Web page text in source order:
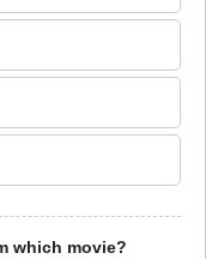
which movie?